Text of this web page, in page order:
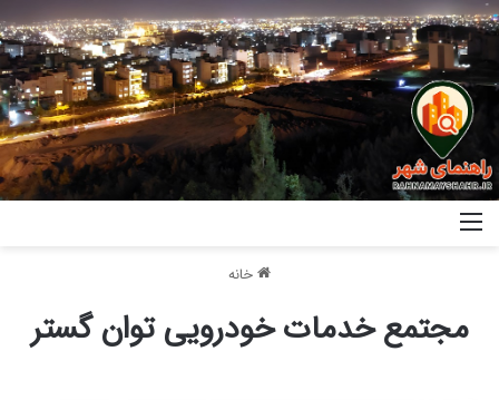
خانه
مجتمع خدمات خودرویی توان گستر